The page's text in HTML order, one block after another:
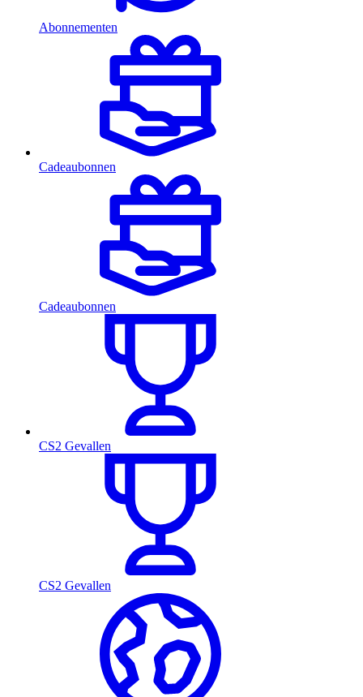
Abonnementen
Cadeaubonnen
Cadeaubonnen
CS2 Gevallen
CS2 Gevallen